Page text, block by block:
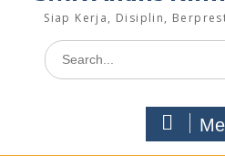
Siap Kerja, Disiplin,
Search
for: